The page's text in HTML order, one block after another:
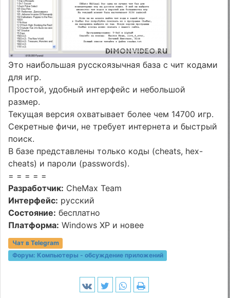
Это наибольшая русскоязычная база с чит кодами
для игр.
Простой, удобный интерфейс и небольшой
размер.
Текущая версия охватывает более чем 14700 игр.
Секретные фичи, не требует интернета и быстрый
поиск.
В базе представлены только коды (cheats, hex-
cheats) и пароли (passwords).
= = = = =
Разработчик: CheMax Team
Интерфейс: русский
Состояние: бесплатно
Платформа: Windows XP и новее
Чат в Telegram
Форум: Компьютеры - обсуждение приложений